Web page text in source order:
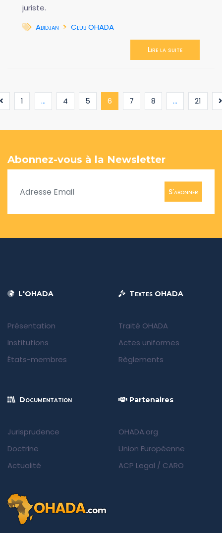
juriste.
Abidjan
Club OHADA
Lire la suite
1 ... 4 5 6 (current)
7 8 ... 21
Abonnez-vous à la Newsletter
S'abonner
L'OHADA
Présentation
Institutions
États-membres
Textes OHADA
Traité OHADA
Actes uniformes
Règlements
Documentation
Jurisprudence
Doctrine
Actualité
Partenaires
OHADA.org
Union Européenne
ACP Legal / CARO